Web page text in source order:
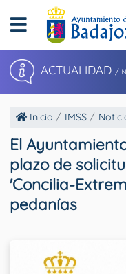
ACTUALIDAD /
Inicio IMSS
El
plazo de
'Concilia-
pedanías